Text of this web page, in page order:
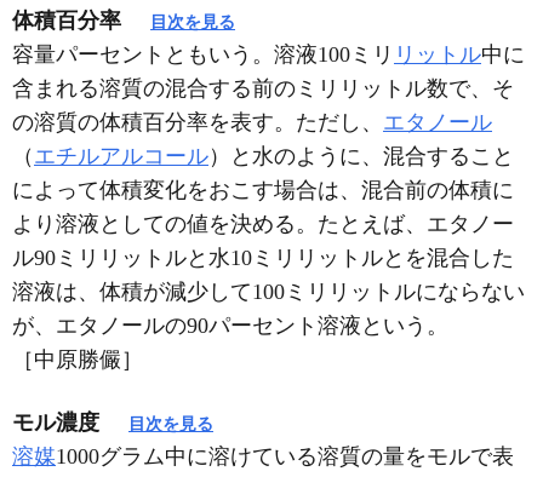
体積百分率 目次を見る
容量パーセントともいう。溶液100ミリ リットル中に
含まれる溶質の混合する前のミリリットル数で、そ
の溶質の体積百分率を表す。ただし、 エタノール
（ エチルアルコール）と水のように、混合すること
によって体積変化をおこす場合は、混合前の体積に
より溶液としての値を決める。たとえば、エタノー
ル90ミリリットルと水10ミリリットルとを混合した
溶液は、体積が減少して100ミリリットルにならない
が、エタノールの90パーセント溶液という。
［中原勝儼］
モル濃度 目次を見る
溶媒1000グラム中に溶けている溶質の量をモルで表